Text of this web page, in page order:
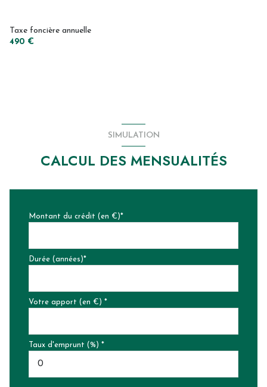
Taxe foncière annuelle
490 €
SIMULATION
CALCUL DES MENSUALITÉS
Montant du crédit (en €)*
Durée (années)*
Votre apport (en €) *
Taux d'emprunt (%) *